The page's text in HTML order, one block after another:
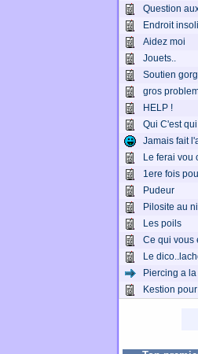
Question
Endroit
Aidez moi
Jouets..
Soutien
gros
HELP !
Qui C'est
Jamais fait
Le ferai vou
1ere fois
Pudeur
Pilosite au
Les poils
Ce qui vous
Le
Piercing a
Kestion